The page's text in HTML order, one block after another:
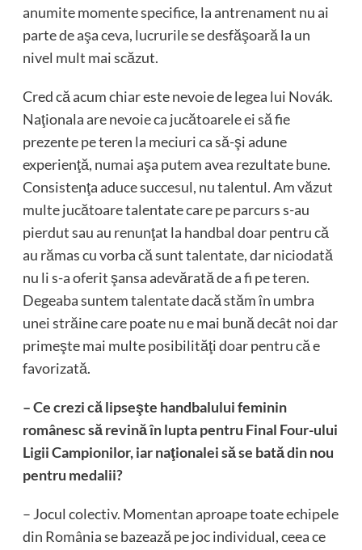
anumite momente specifice, la antrenament nu ai
parte de aşa ceva, lucrurile se desfăşoară la un
nivel mult mai scăzut.
Cred că acum chiar este nevoie de legea lui Novák.
Naţionala are nevoie ca jucătoarele ei să fie
prezente pe teren la meciuri ca să-şi adune
experienţă, numai aşa putem avea rezultate bune.
Consistenţa aduce succesul, nu talentul. Am văzut
multe jucătoare talentate care pe parcurs s-au
pierdut sau au renunţat la handbal doar pentru că
au rămas cu vorba că sunt talentate, dar niciodată
nu li s-a oferit şansa adevărată de a fi pe teren.
Degeaba suntem talentate dacă stăm în umbra
unei străine care poate nu e mai bună decât noi dar
primeşte mai multe posibilităţi doar pentru că e
favorizată.
– Ce crezi că lipseşte handbalului feminin
românesc să revină în lupta pentru Final Four-ului
Ligii Campionilor, iar naţionalei să se bată din nou
pentru medalii?
– Jocul colectiv. Momentan aproape toate echipele
din România se bazează pe joc individual, ceea ce